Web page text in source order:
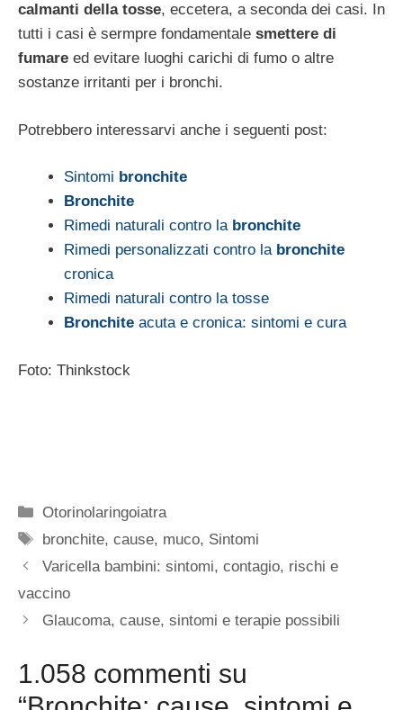
calmanti della tosse, eccetera, a seconda dei casi. In
tutti i casi è sermpre fondamentale smettere di
fumare ed evitare luoghi carichi di fumo o altre
sostanze irritanti per i bronchi.
Potrebbero interessarvi anche i seguenti post:
Sintomi bronchite
Bronchite
Rimedi naturali contro la bronchite
Rimedi personalizzati contro la bronchite
cronica
Rimedi naturali contro la tosse
Bronchite acuta e cronica: sintomi e cura
Foto: Thinkstock
Categorie
Otorinolaringoiatra
Tag
bronchite,cause, muco, Sintomi
Varicella bambini: sintomi, contagio, rischi e
vaccino
Glaucoma, cause, sintomi e terapie possibili
1.058 commenti su